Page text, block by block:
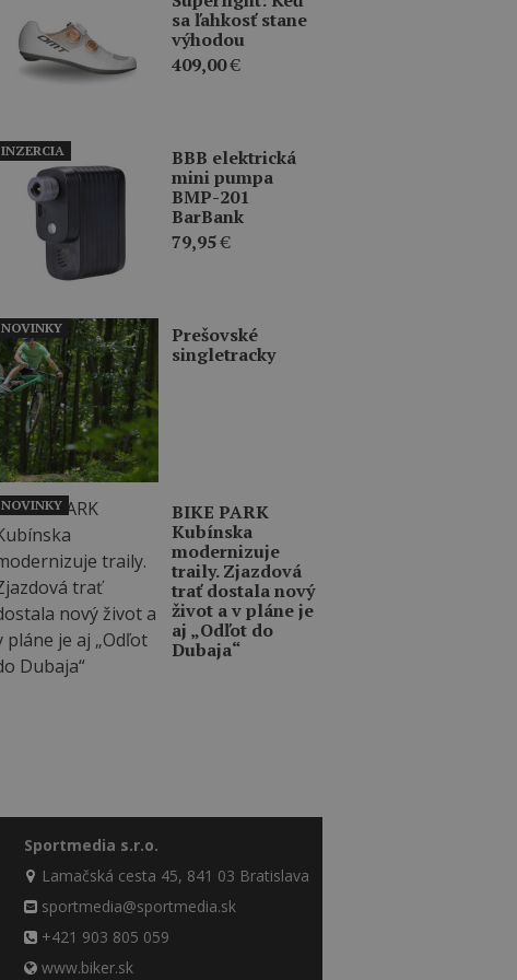
sa ľahkosť stane
výhodou
409,00€
BBB elektrická
mini pumpa
BMP-201
BarBank
79,95€
INZERCIA
Prešovské
singletracky
NOVINKY
BIKE PARK
Kubínska
modernizuje
traily. Zjazdová
trať dostala nový
život a v pláne je
aj „Odľot do
Dubaja“
NOVINKY
Sportmedia s.r.o.
Lamačská cesta 45, 841 03 Bratislava
sportmedia@sportmedia.sk
+421 903 805 059
www.biker.sk